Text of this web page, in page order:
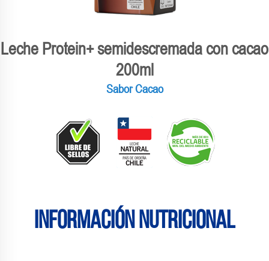
Leche Protein+ semidescremada con cacao
200ml
Sabor Cacao
Información nutricional